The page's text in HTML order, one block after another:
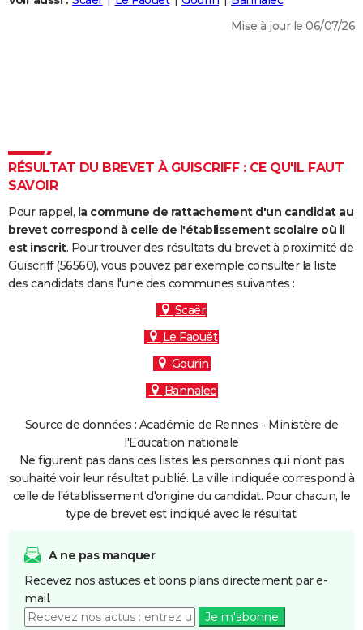
DICTIONNAIRE
Dictionnaire
Biographies
Citations
Expressions
Proverbes
PROGRAMME TV
COPAINS D'AVANT
S'inscrire
Se connecter
Lycées
Collèges
Primaires
Universités
Entreprises
Service militaire
Avis de recherche
AVIS DE DÉCÈS
FORUM
Mise à jour le 06/07/26
RÉSULTAT DU BREVET À GUISCRIFF : CE QU'IL FAUT
SAVOIR
Pour rappel, la commune de rattachement d'un candidat au
brevet correspond à celle de l'établissement scolaire où il
est inscrit. Pour trouver des résultats du brevet à proximité de
Guiscriff (56560), vous pouvez par exemple consulter la liste
des candidats dans l'une des communes suivantes :
Scaër
Le Faouët
Gourin
Bannalec
Source de données : Académie de Rennes - Ministère de
l'Education nationale
Ne figurent pas dans ces listes les personnes qui n'ont pas
souhaité voir leur résultat publié. La ville indiquée correspond à
celle de l'établissement d'origine du candidat. Pour chacun, le
type de brevet est indiqué avec le résultat.
A ne pas manquer
Recevez nos astuces et bons plans directement par e-
mail.
Je m'abonne